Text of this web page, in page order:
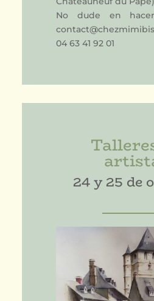
No dude en
04 63 41 92 01
24 y 25 de